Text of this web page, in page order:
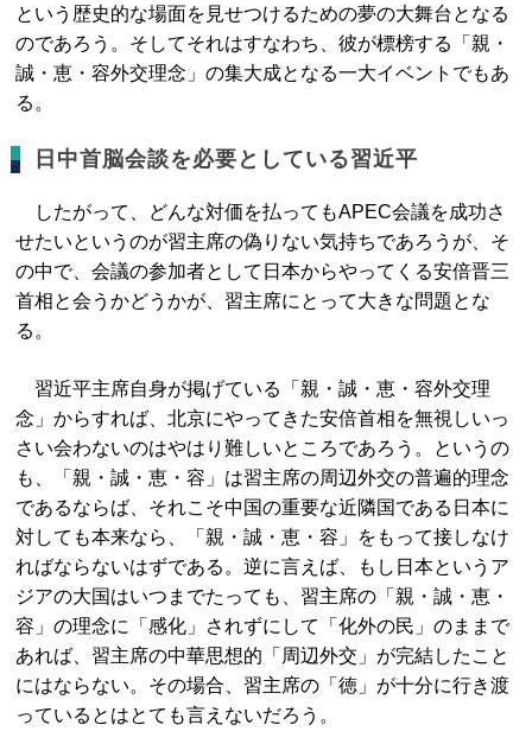
という歴史的な場面を見せつけるための夢の大舞台となる
のであろう。そしてそれはすなわち、彼が標榜する「親・
誠・恵・容外交理念」の集大成となる一大イベントでもあ
る。
日中首脳会談を必要としている習近平
したがって、どんな対価を払ってもAPEC会議を成功さ
せたいというのが習主席の偽りない気持ちであろうが、そ
の中で、会議の参加者として日本からやってくる安倍晋三
首相と会うかどうかが、習主席にとって大きな問題とな
る。
習近平主席自身が掲げている「親・誠・恵・容外交理
念」からすれば、北京にやってきた安倍首相を無視しいっ
さい会わないのはやはり難しいところであろう。というの
も、「親・誠・恵・容」は習主席の周辺外交の普遍的理念
であるならば、それこそ中国の重要な近隣国である日本に
対しても本来なら、「親・誠・恵・容」をもって接しなけ
ればならないはずである。逆に言えば、もし日本というア
ジアの大国はいつまでたっても、習主席の「親・誠・恵・
容」の理念に「感化」されずにして「化外の民」のままで
あれば、習主席の中華思想的「周辺外交」が完結したこと
にはならない。その場合、習主席の「徳」が十分に行き渡
っているとはとても言えないだろう。